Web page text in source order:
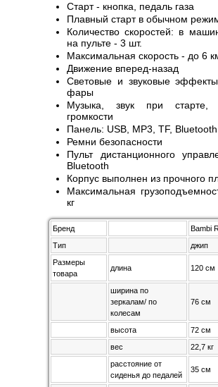
Старт - кнопка, педаль газа
Плавный старт в обычном
Количество скоростей: в
на пульте - 3 шт.
Максимальная скорость - до 6
Движение вперед-назад
Световые и звуковые
фары
Музыка, звук при старте,
громкости
Панель: USB, MP3, TF, Bluetooth
Ремни безопасности
Пульт дистанционного
Bluetooth
Корпус выполнен из прочного
Максимальная
кг
Бренд
Bambi
Тип
джип
Размеры
товара
длина 120 см
ширина по
зеркалам/ по
колесам
76 см
высота
72 см
вес
22,7 кг
расстояние от
сиденья до педалей
35 см